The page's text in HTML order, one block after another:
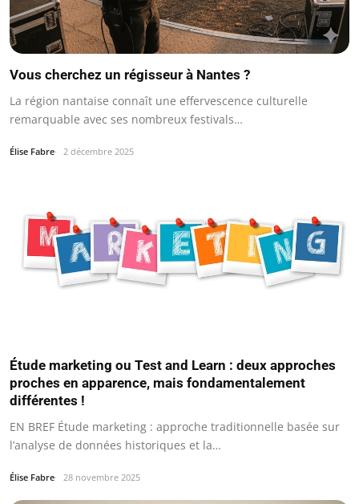
Vous cherchez un régisseur à Nantes ?
La région nantaise connaît une effervescence culturelle
remarquable avec ses nombreux festivals…
Élise Fabre 2 décembre 2025
Étude marketing ou Test and Learn : deux approches
proches en apparence, mais fondamentalement
différentes !
EN BREF Étude marketing : approche traditionnelle basée sur
l’analyse de données historiques et la…
Élise Fabre 28 novembre 2025